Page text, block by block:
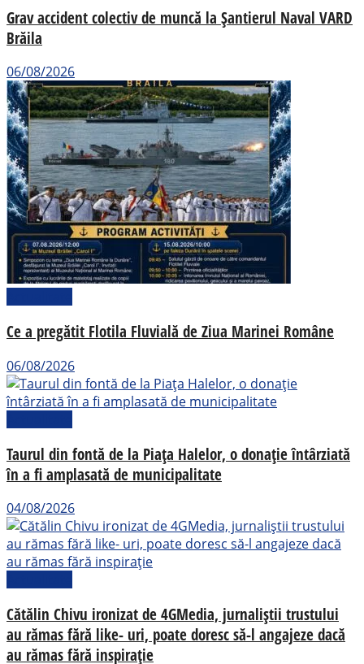
Grav accident colectiv de muncă la Șantierul Naval VARD
Brăila
06/08/2026
Ce a pregătit Flotila Fluvială de Ziua Marinei Române
06/08/2026
Taurul din fontă de la Piața Halelor, o donație întârziată
în a fi amplasată de municipalitate
04/08/2026
Cătălin Chivu ironizat de 4GMedia, jurnaliștii trustului
au rămas fără like- uri, poate doresc să-l angajeze dacă
au rămas fără inspirație